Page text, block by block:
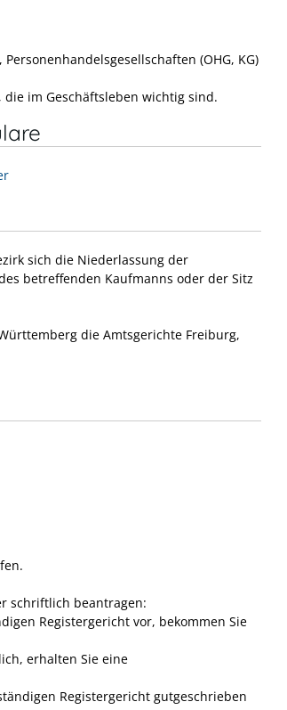
(OHG, KG)
im Geschäftsleben wichtig sind.
sich die Niederlassung der
betreffenden Kaufmanns oder der Sitz
die Amtsgerichte Freiburg,
schriftlich beantragen:
Registergericht vor, bekommen Sie
erhalten Sie eine
Registergericht gutgeschrieben